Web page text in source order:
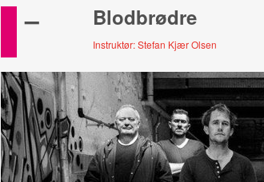
– Blodbrødre
Instruktør: Stefan Kjær Olsen